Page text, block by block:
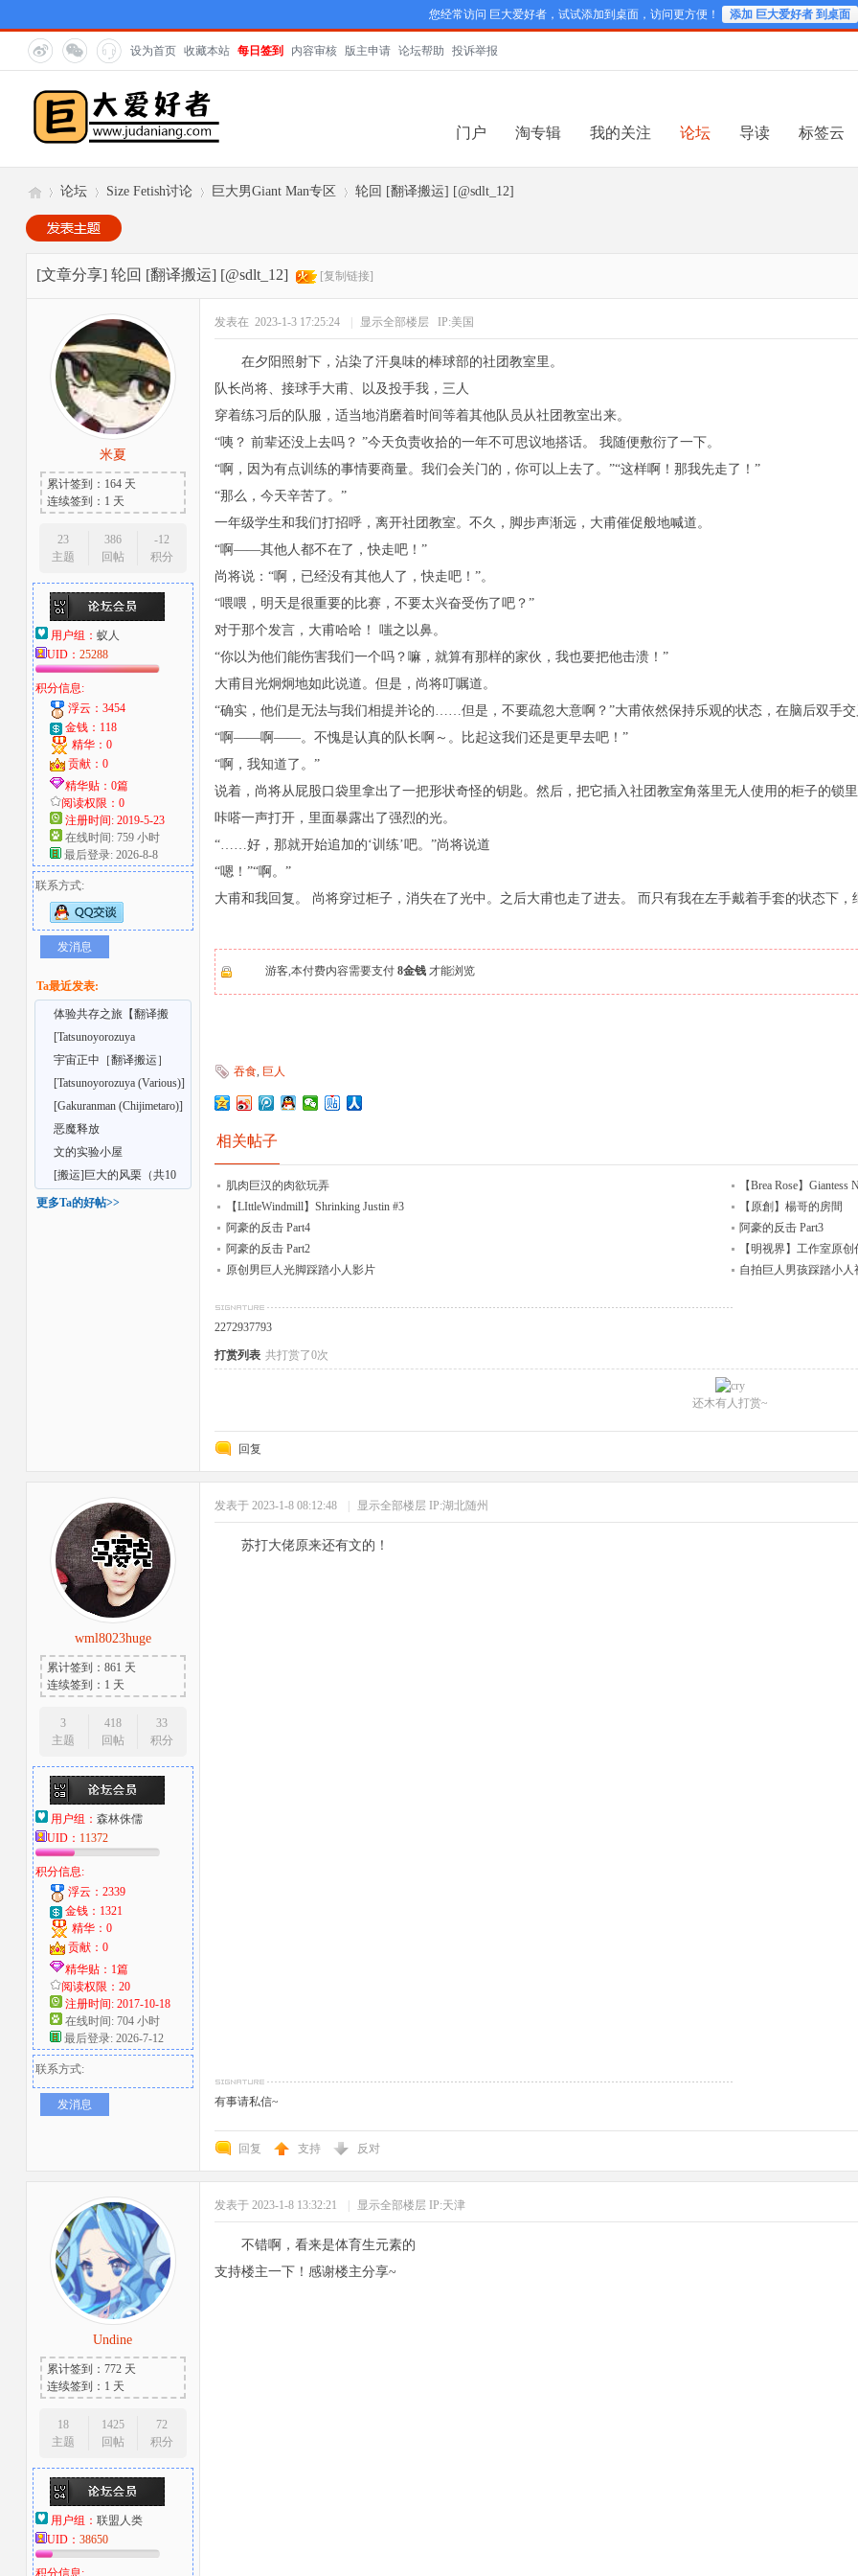
您经常访问 巨大爱好者，试试添加到桌面，访问更方便！ 添加 巨大爱好者 到桌面
设为首页 收藏本站 每日签到 内容审核 版主申请 论坛帮助 投诉举报
门户 淘专辑 我的关注 论坛 导读 标签云
巨
爱
好
»
论坛
›
Size Fetish讨论
›
巨大男Giant Man专区
›
轮回 [翻译搬运] [@sdlt_12]
[文章分享] 轮回 [翻译搬运] [@sdlt_12] [复制链接]
米夏
累计签到：164 天
连续签到：1 天
23
主题
386
回帖
-12
积分
用户组： 蚁人
UID： 25288
积分信息:
浮云：3454
金钱：118
精华：0
贡献：0
精华贴：0篇
阅读权限：0
注册时间: 2019-5-23
在线时间: 759 小时
最后登录: 2026-8-8
联系方式:
发消息
Ta最近发表:
体验共存之旅【翻译搬
运】【@sdlt_12】【无
[Tatsunoyorozuya
(Various)]MAWS2
宇宙正中［翻译搬运］
［@sdlt_12]
[Tatsunoyorozuya (Various)]
MAWS [Chines
[Gakuranman (Chijimetaro)]
GiantFlag [En
恶魔释放
文的实验小屋
[搬运]巨大的风栗（共10
篇）
更多Ta的好帖>>
发表在 2023-1-3 17:25:24 显示全部楼层 IP:美国
在夕阳照射下，沾染了汗臭味的棒球部的社团教室里。
队长尚将、接球手大甫、以及投手我，三人
穿着练习后的队服，适当地消磨着时间等着其他队员从社团教室出来。
“咦？ 前辈还没上去吗？ ”今天负责收拾的一年不可思议地搭话。 我随便敷衍了一下。
“啊，因为有点训练的事情要商量。我们会关门的，你可以上去了。”“这样啊！那我先走了！”
“那么，今天辛苦了。”
一年级学生和我们打招呼，离开社团教室。不久，脚步声渐远，大甫催促般地喊道。
“啊——其他人都不在了，快走吧！”
尚将说：“啊，已经没有其他人了，快走吧！”。
“喂喂，明天是很重要的比赛，不要太兴奋受伤了吧？”
对于那个发言，大甫哈哈！ 嗤之以鼻。
“你以为他们能伤害我们一个吗？嘛，就算有那样的家伙，我也要把他击溃！”
大甫目光炯炯地如此说道。但是，尚将叮嘱道。
“确实，他们是无法与我们相提并论的……但是，不要疏忽大意啊？”大甫依然保持乐观的状态，在脑后双手
“啊——啊——。不愧是认真的队长啊～。比起这我们还是更早去吧！”
“啊，我知道了。”
说着，尚将从屁股口袋里拿出了一把形状奇怪的钥匙。然后，把它插入社团教室角落里无人使用的柜子的锁
咔嗒一声打开，里面暴露出了强烈的光。
“……好，那就开始追加的‘训练’吧。”尚将说道
“嗯！”“啊。”
大甫和我回复。 尚将穿过柜子，消失在了光中。之后大甫也走了进去。 而只有我在左手戴着手套的状态下，
游客,本付费内容需要支付 8金钱才能浏览
吞食, 巨人
相关帖子
肌肉巨汉的肉欲玩弄
【Brea Rose】
【LIttleWindmill】Shrinking Justin #3
【原創】楊哥的房間
阿豪的反击 Part4
阿豪的反击 Part3
阿豪的反击 Part2
【明视界】工作室原
原创男巨人光脚踩踏小人影片
自拍巨人男孩踩踏小人
2272937793
打赏列表 共打赏了0次
还木有人打赏~
回复
wml8023huge
累计签到：861 天
连续签到：1 天
3
主题
418
回帖
33
积分
用户组： 森林侏儒
UID： 11372
积分信息:
浮云：2339
金钱：1321
精华：0
贡献：0
精华贴：1篇
阅读权限：20
注册时间: 2017-10-18
在线时间: 704 小时
最后登录: 2026-7-12
联系方式:
发消息
发表于 2023-1-8 08:12:48 显示全部楼层 IP:湖北随州
苏打大佬原来还有文的！
有事请私信~
回复 支持 反对
Undine
累计签到：772 天
连续签到：1 天
18
主题
1425
回帖
72
积分
用户组： 联盟人类
UID： 38650
积分信息:
发表于 2023-1-8 13:32:21 显示全部楼层 IP:天津
不错啊，看来是体育生元素的
支持楼主一下！感谢楼主分享~